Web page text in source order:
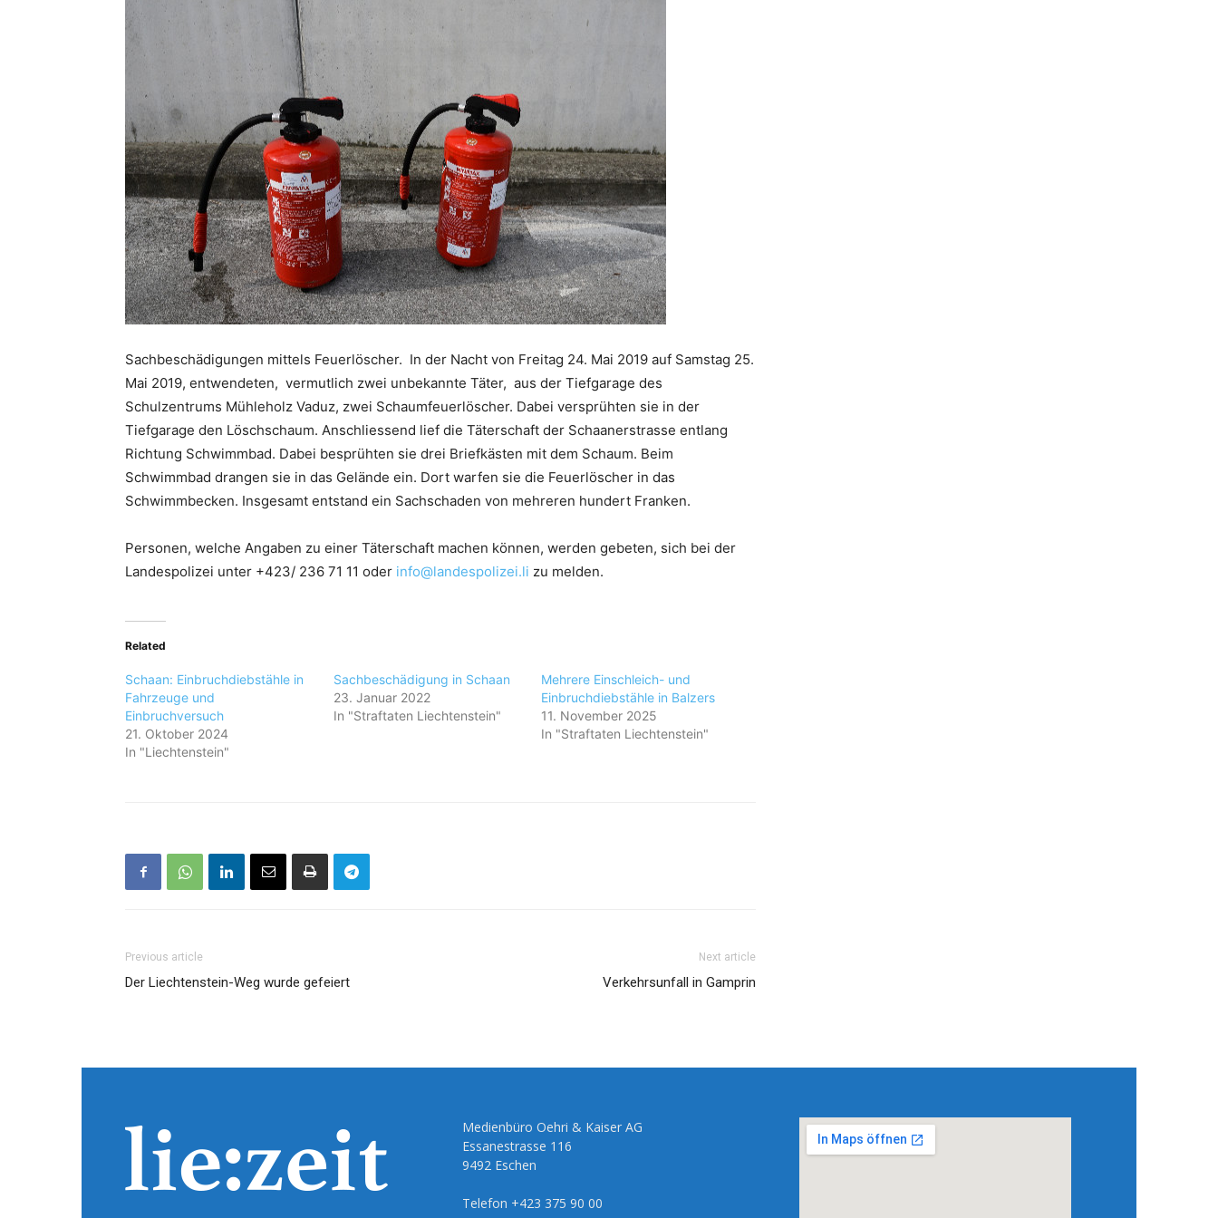
Sachbeschädigungen mittels Feuerlöscher. In der Nacht von Freitag 24. Mai 2019 auf Samstag 25.
Mai 2019, entwendeten, vermutlich zwei unbekannte Täter, aus der Tiefgarage des
Schulzentrums Mühleholz Vaduz, zwei Schaumfeuerlöscher. Dabei versprühten sie in der
Tiefgarage den Löschschaum. Anschliessend lief die Täterschaft der Schaanerstrasse entlang
Richtung Schwimmbad. Dabei besprühten sie drei Briefkästen mit dem Schaum. Beim
Schwimmbad drangen sie in das Gelände ein. Dort warfen sie die Feuerlöscher in das
Schwimmbecken. Insgesamt entstand ein Sachschaden von mehreren hundert Franken.
Personen, welche Angaben zu einer Täterschaft machen können, werden gebeten, sich bei der
Landespolizei unter +423/ 236 71 11 oder info@landespolizei.li zu melden.
Related
Schaan: Einbruchdiebstähle in
Fahrzeuge und
Einbruchversuch
21. Oktober 2024
In "Liechtenstein"
Sachbeschädigung in Schaan
23. Januar 2022
In "Straftaten Liechtenstein"
Mehrere Einschleich- und
Einbruchdiebstähle in Balzers
11. November 2025
In "Straftaten Liechtenstein"
Previous article
Der Liechtenstein-Weg wurde gefeiert
Next article
Verkehrsunfall in Gamprin
Medienbüro Oehri & Kaiser AG
Essanestrasse 116
9492 Eschen
Telefon +423 375 90 00